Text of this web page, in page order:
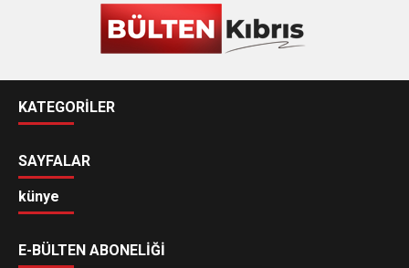
KATEGORİLER
SAYFALAR
künye
E-BÜLTEN ABONELİĞİ